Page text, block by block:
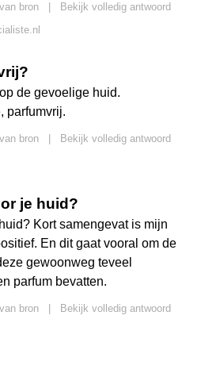
bron
Bekijk volledig antwoord
de gevoelige huid.
parfumvrij.
bron
Bekijk volledig antwoord
je huid?
Kort samengevat is mijn
En dit gaat vooral om de
gewoonweg teveel
parfum bevatten.
bron
Bekijk volledig antwoord